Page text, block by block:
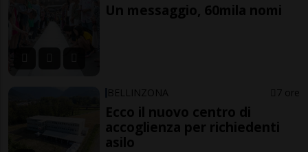
Un messaggio, 60mila nomi
BELLINZONA 7 ore
Ecco il nuovo centro di
accoglienza per richiedenti
asilo